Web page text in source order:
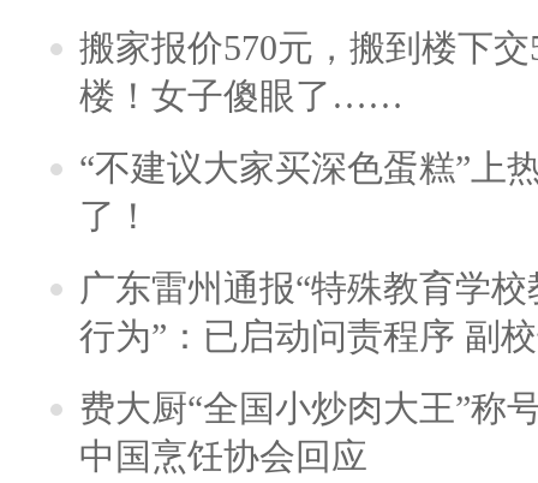
搬家报价570元，搬到楼下
楼！女子傻眼了……
“不建议大家买深色蛋糕”上
了！
广东雷州通报“特殊教育学
行为”：已启动问责程序 副
费大厨“全国小炒肉大王”称
中国烹饪协会回应